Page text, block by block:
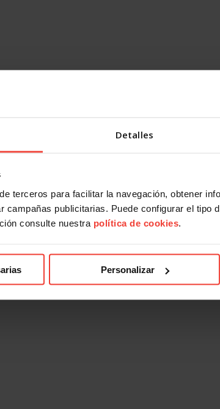
Detalles
terceros para facilitar la navegación, obtener
campañas publicitarias. Puede configurar el tipo
consulte nuestra política de cookies.
Personalizar